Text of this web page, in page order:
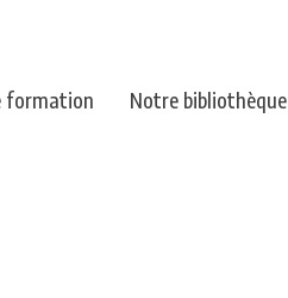
formation Notre bibliothèque